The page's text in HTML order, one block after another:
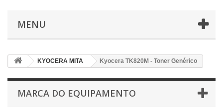
MENU
KYOCERA MITA Kyocera TK820M - Toner Genérico
MARCA DO EQUIPAMENTO